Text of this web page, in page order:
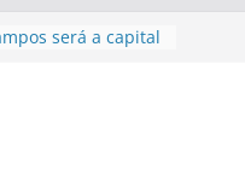
será a capital
Orientados